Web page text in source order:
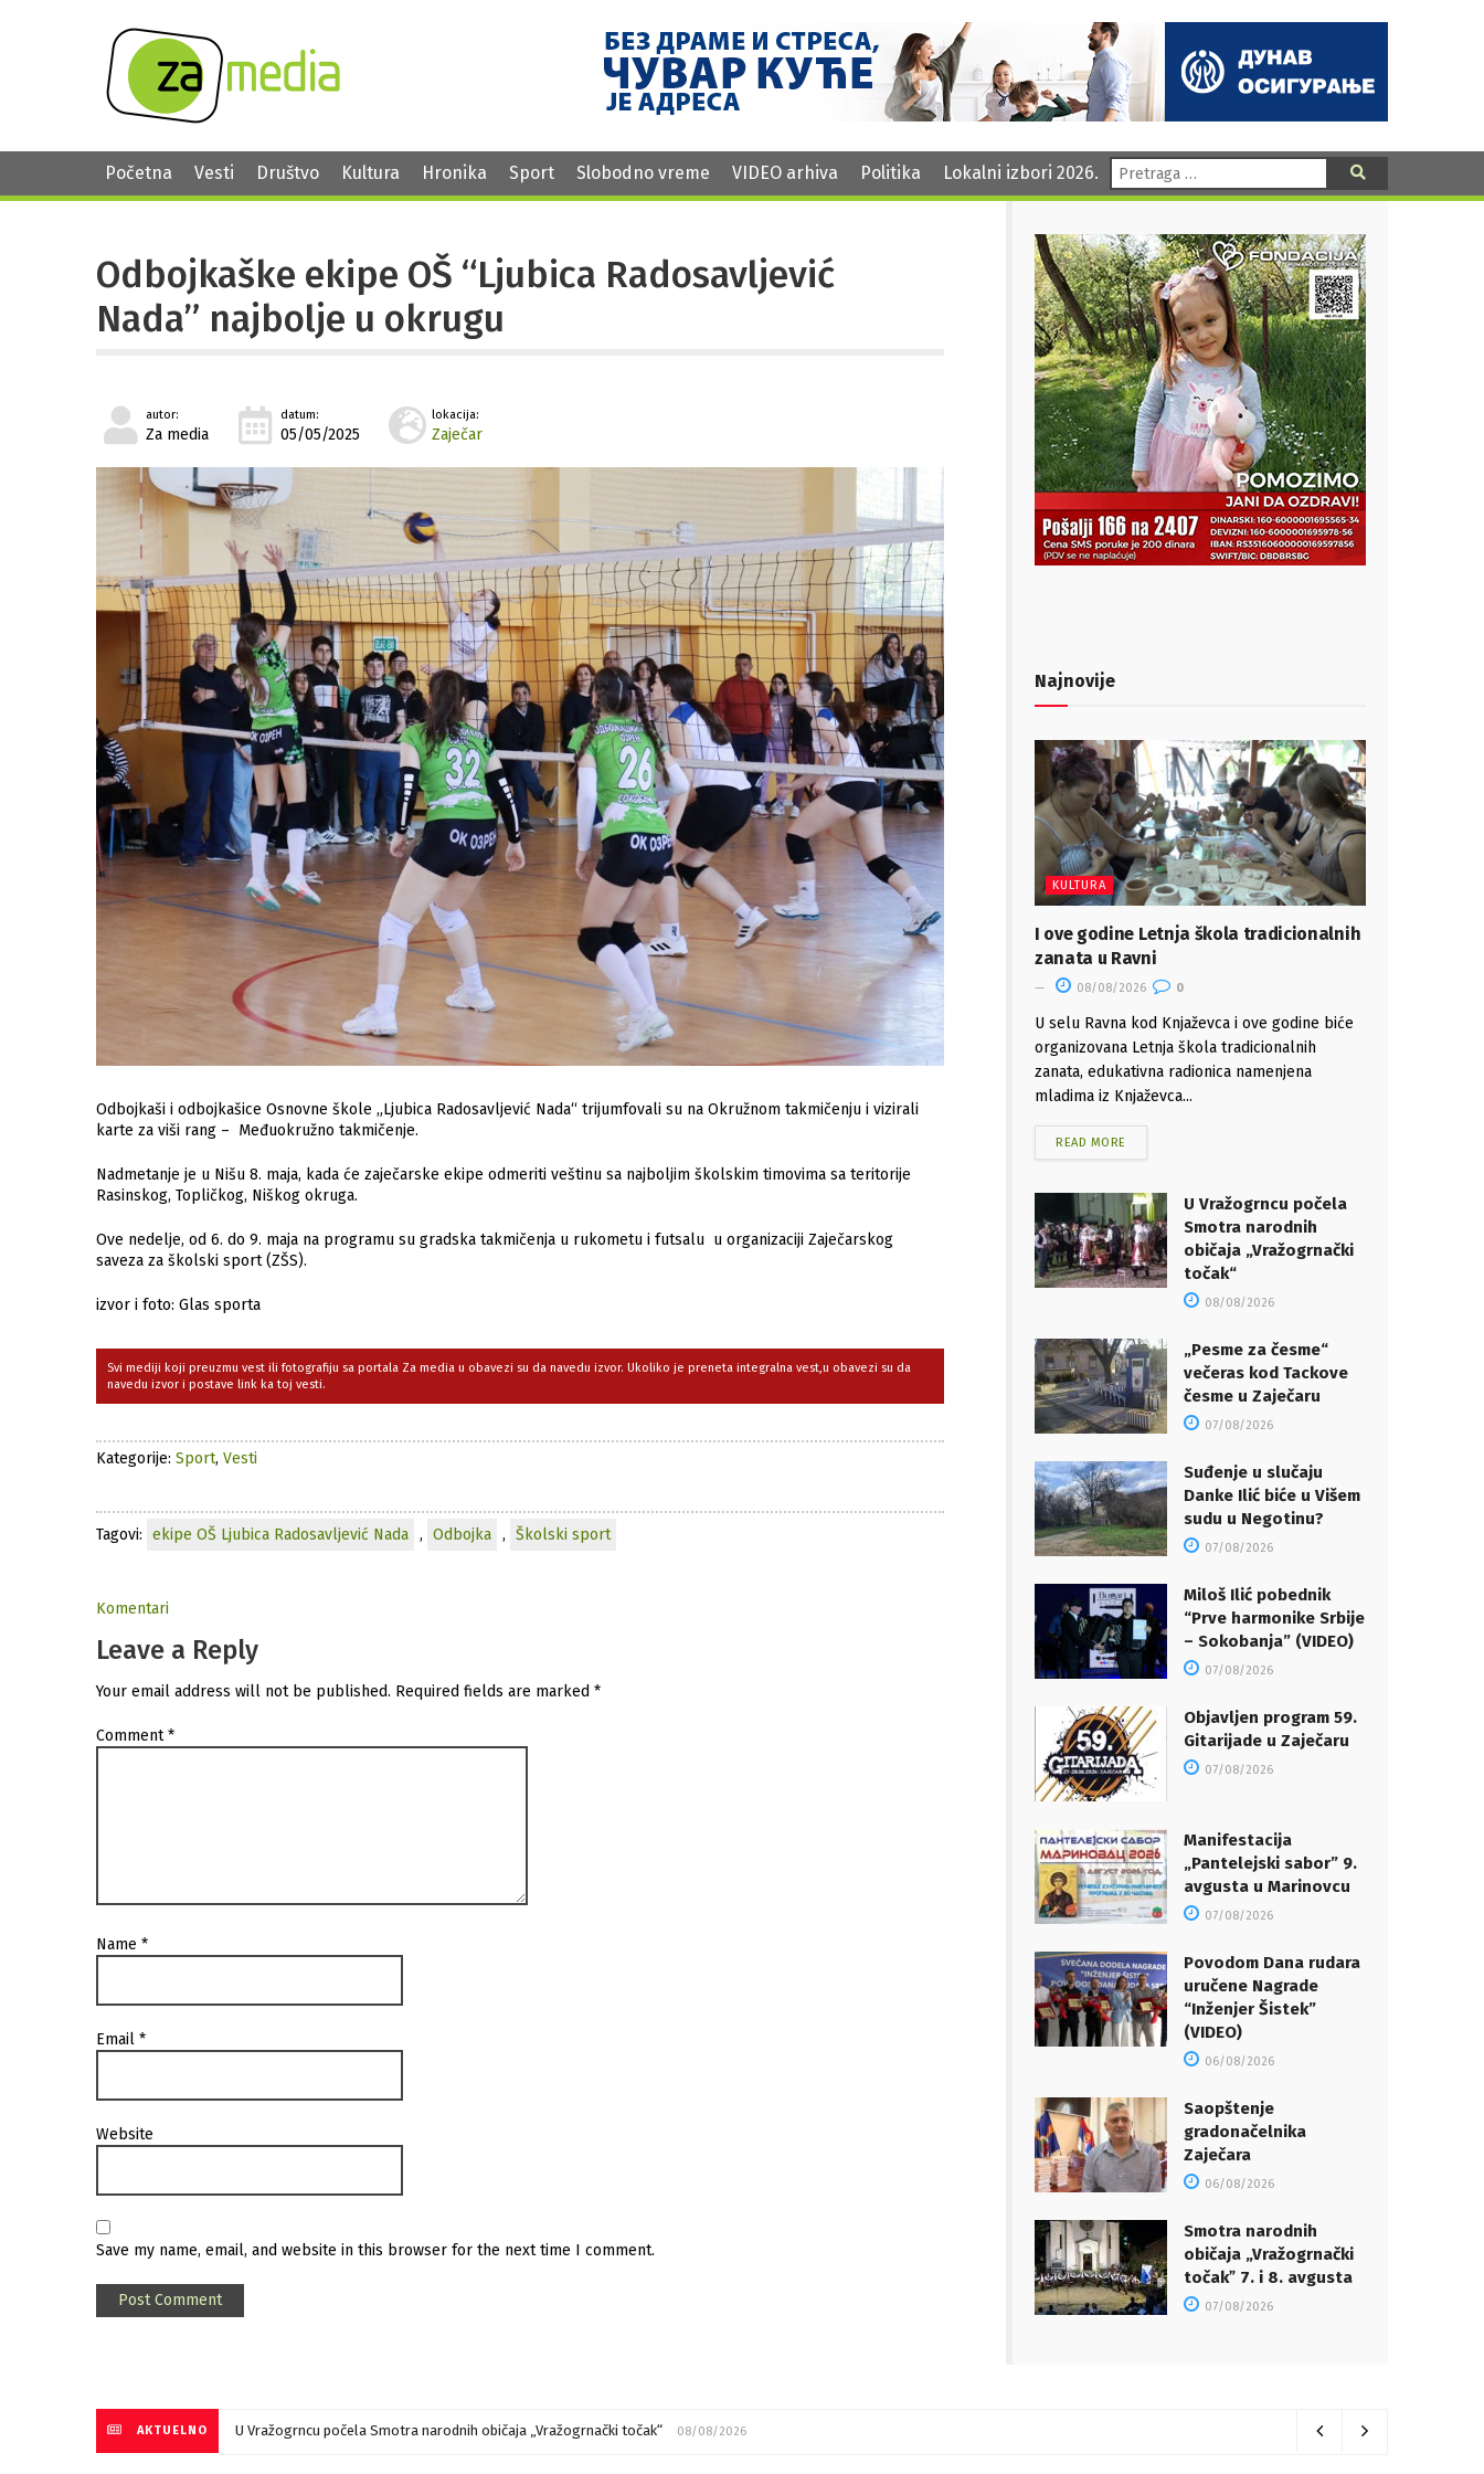
Početna Vesti Društvo Kultura Hronika Sport Slobodno vreme VIDEO arhiva Politika Lokalni izbori 2026. Pretraga:
Odbojkaške ekipe OŠ “Ljubica Radosavljević
Nada” najbolje u okrugu
autor:
Za media
datum:
05/05/2025
lokacija:
Zaječar
Odbojkaši i odbojkašice Osnovne škole „Ljubica Radosavljević Nada“ trijumfovali su na Okružnom takmičenju i vizirali
karte za viši rang – Međuokružno takmičenje.
Nadmetanje je u Nišu 8. maja, kada će zaječarske ekipe odmeriti veštinu sa najboljim školskim timovima sa teritorije
Rasinskog, Topličkog, Niškog okruga.
Ove nedelje, od 6. do 9. maja na programu su gradska takmičenja u rukometu i futsalu u organizaciji Zaječarskog
saveza za školski sport (ZŠS).
izvor i foto: Glas sporta
Svi mediji koji preuzmu vest ili fotografiju sa portala Za media u obavezi su da navedu izvor. Ukoliko je preneta integralna vest,u obavezi su da
navedu izvor i postave link ka toj vesti.
Kategorije: Sport, Vesti
Tagovi: ekipe OŠ Ljubica Radosavljević Nada , Odbojka , Školski sport
Komentari
Leave a Reply
Your email address will not be published. Required fields are marked *
Comment*
Name *
Email *
Website
Save my name, email, and website in this browser for the next time I comment.
Najnovije
KULTURA
I ove godine Letnja škola tradicionalnih
zanata u Ravni
08/08/2026 0
U selu Ravna kod Knjaževca i ove godine biće
organizovana Letnja škola tradicionalnih
zanata, edukativna radionica namenjena
mladima iz Knjaževca...
READ MORE
U Vražogrncu počela
Smotra narodnih
običaja „Vražogrnački
točak“
08/08/2026
„Pesme za česme“
večeras kod Tackove
česme u Zaječaru
07/08/2026
Suđenje u slučaju
Danke Ilić biće u Višem
sudu u Negotinu?
07/08/2026
Miloš Ilić pobednik
“Prve harmonike Srbije
– Sokobanja” (VIDEO)
07/08/2026
Objavljen program 59.
Gitarijade u Zaječaru
07/08/2026
Manifestacija
„Pantelejski sabor” 9.
avgusta u Marinovcu
07/08/2026
Povodom Dana rudara
uručene Nagrade
“Inženjer Šistek”
(VIDEO)
06/08/2026
Saopštenje
gradonačelnika
Zaječara
06/08/2026
Smotra narodnih
običaja „Vražogrnački
točakˮ 7. i 8. avgusta
07/08/2026
AKTUELNO U Vražogrncu počela Smotra narodnih običaja „Vražogrnački točak“ 08/08/2026